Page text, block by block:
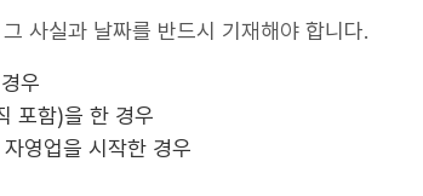
사실과 날짜를 반드시 기재해야 합니다.
우
포함)을 한 경우
영업을 시작한 경우